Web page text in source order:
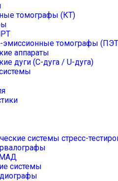
томографы (КТ)
эмиссионные томографы
аппараты
дуги (С-дуга / U-дуга)
системы стресс-
системы